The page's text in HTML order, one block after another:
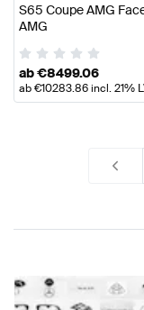
S65 Coupe AMG
AMG
ab€8499.06
ab€10283.86incl. 21%